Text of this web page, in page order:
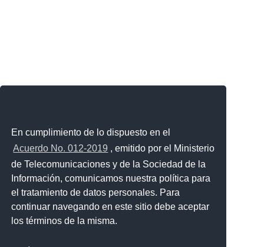
En cumplimiento de lo dispuesto en el
Acuerdo No. 012-2019 , emitido por el Ministerio
de Telecomunicaciones y de la Sociedad de la
Información, comunicamos nuestra política para
el tratamiento de datos personales. Para
continuar navegando en este sitio debe aceptar
los términos de la misma.